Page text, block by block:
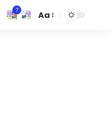
7
Font
Aa